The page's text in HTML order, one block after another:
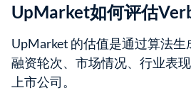
UpMarket如何评估
UpMarket 的估值是通过算法生
融资轮次、市场情况、行业表
上市公司。